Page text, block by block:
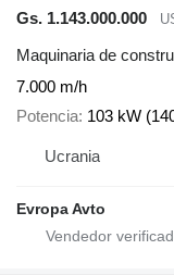
Gs. 1.143.000.000
Maquinaria de
7.000 m/h
Potencia 103 kW
Ucrania
Evropa Avto